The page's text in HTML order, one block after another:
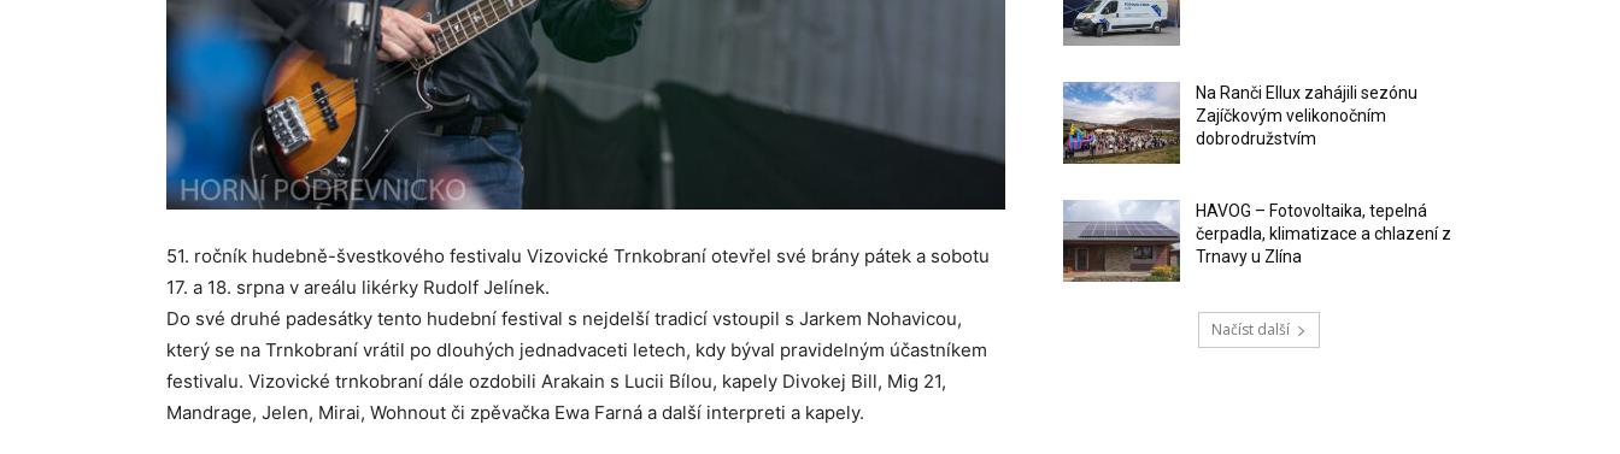
51. ročník hudebně-švestkového festivalu Vizovické Trnkobraní otevřel své brány pátek a sobotu
17. a 18. srpna v areálu likérky Rudolf Jelínek.
Do své druhé padesátky tento hudební festival s nejdelší tradicí vstoupil s Jarkem Nohavicou,
který se na Trnkobraní vrátil po dlouhých jednadvaceti letech, kdy býval pravidelným účastníkem
festivalu. Vizovické trnkobraní dále ozdobili Arakain s Lucii Bílou, kapely Divokej Bill, Mig 21,
Mandrage, Jelen, Mirai, Wohnout či zpěvačka Ewa Farná a další interpreti a kapely.
Na Ranči Ellux zahájili sezónu
Zajíčkovým velikonočním
dobrodružstvím
HAVOG – Fotovoltaika, tepelná
čerpadla, klimatizace a chlazení z
Trnavy u Zlína
Načíst další